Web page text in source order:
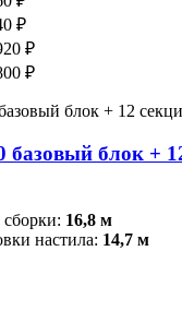
₽
₽
₽
блок +
16,8 м
настила: 14,7 м